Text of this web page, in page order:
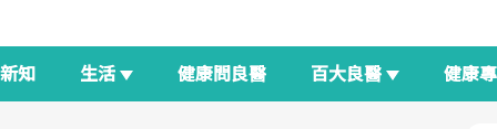
新知 生活 健康問良醫 百大良醫 健康